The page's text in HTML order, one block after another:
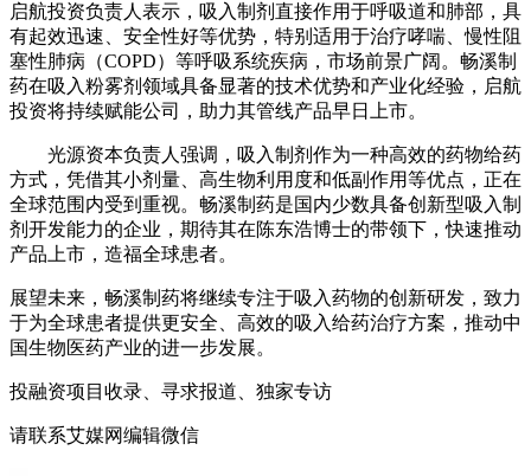
启航投资负责人表示，吸入制剂直接作用于呼吸道和肺部，具
有起效迅速、安全性好等优势，特别适用于治疗哮喘、慢性阻
塞性肺病（COPD）等呼吸系统疾病，市场前景广阔。畅溪制
药在吸入粉雾剂领域具备显著的技术优势和产业化经验，启航
投资将持续赋能公司，助力其管线产品早日上市。
光源资本负责人强调，吸入制剂作为一种高效的药物给药
方式，凭借其小剂量、高生物利用度和低副作用等优点，正在
全球范围内受到重视。畅溪制药是国内少数具备创新型吸入制
剂开发能力的企业，期待其在陈东浩博士的带领下，快速推动
产品上市，造福全球患者。
展望未来，畅溪制药将继续专注于吸入药物的创新研发，致力
于为全球患者提供更安全、高效的吸入给药治疗方案，推动中
国生物医药产业的进一步发展。
投融资项目收录、寻求报道、独家专访
请联系艾媒网编辑微信